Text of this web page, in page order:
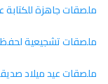
ملصقات جاهزة للكتابة
ملصقات تشجيعية لحفظ
ملصقات عيد ميلاد